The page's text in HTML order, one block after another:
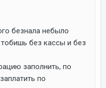
безнала небыло
без кассы и без
заполнить, по
по